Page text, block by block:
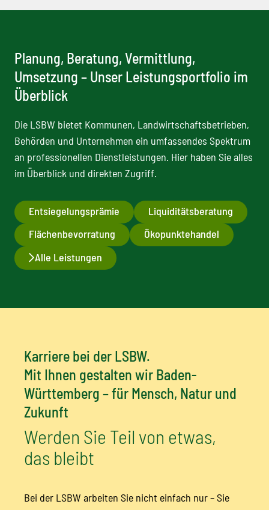
Planung, Beratung, Vermittlung,
Umsetzung – Unser Leistungsportfolio im
Überblick
Die LSBW bietet Kommunen, Landwirtschaftsbetrieben,
Behörden und Unternehmen ein umfassendes Spektrum
an professionellen Dienstleistungen. Hier haben Sie alles
im Überblick und direkten Zugriff.
Entsiegelungsprämie
Liquiditätsberatung
Flächenbevorratung
Ökopunktehandel
Alle Leistungen
Karriere bei der LSBW.
Mit Ihnen gestalten wir Baden-
Württemberg – für Mensch, Natur und
Zukunft
Werden Sie Teil von etwas,
das bleibt
Bei der LSBW arbeiten Sie nicht einfach nur – Sie